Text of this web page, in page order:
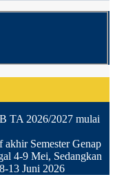
TA 2026/2027 mulai
akhir Semester Genap
4-9 Mei, Sedangkan
13 Juni 2026